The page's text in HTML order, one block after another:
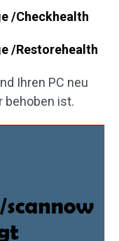
/Checkhealth
/Restorehealth
Ihren PC neu
behoben ist.